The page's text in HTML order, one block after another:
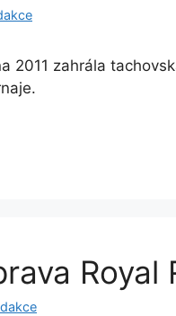
2011 zahrála
Royal